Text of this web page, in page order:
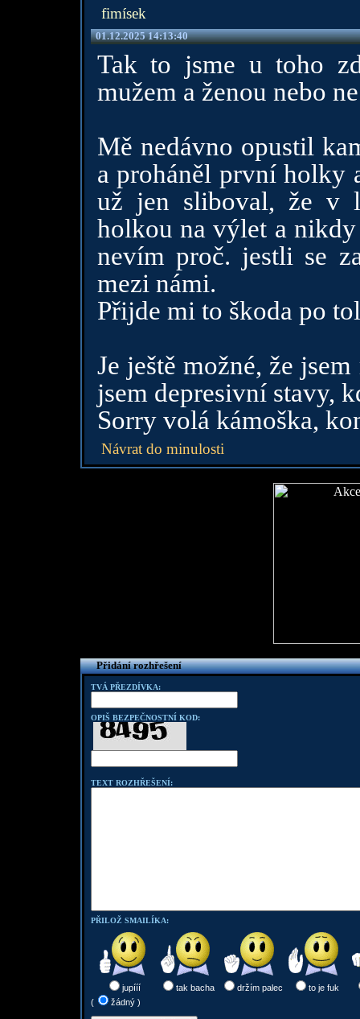
fimísek
01.12.2025 14:13:40
Tak to jsme u toho
mužem a ženou nebo
Mě nedávno opustil
a proháněl první holky
už jen sliboval, že v
holkou na výlet a
nevím proč. jestli se
mezi námi.
Přijde mi to škoda po
Je ještě možné, že
jsem depresivní stavy,
Sorry volá kámoška,
Návrat do minulosti
Přidání rozhřešení
TVÁ PŘEZDÍVKA:
OPIŠ BEZPEČNOSTNÍ KOD:
TEXT ROZHŘEŠENÍ:
PŘILOŽ SMAILÍKA:
jupííí tak bacha držím palec
to je fuk
(
žádný )